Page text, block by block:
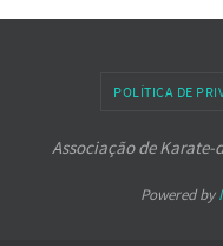
POLÍTICA DE
Associação de Karate-
Powered by